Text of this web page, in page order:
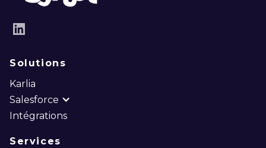
LinkedIn
Solutions
Karlia
Salesforce
Intégrations
Services